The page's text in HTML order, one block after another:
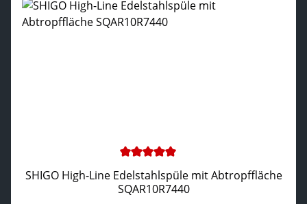
Durchschnittliche Bewertung von 5 von 5 Sternen
SHIGO High-Line Edelstahlspüle mit Abtropffläche
SQAR10R7440